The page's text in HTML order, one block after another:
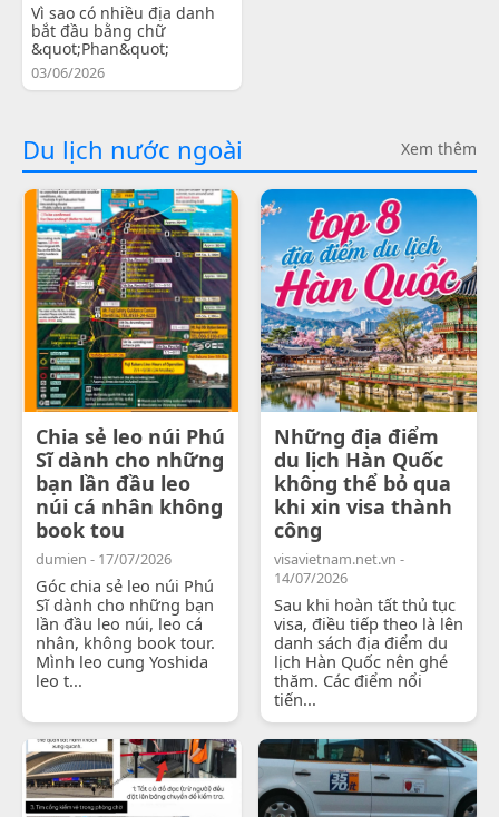
Vì sao có nhiều địa danh
bắt đầu bằng chữ
&quot;Phan&quot;
03/06/2026
Du lịch nước ngoài Xem thêm
Chia sẻ leo núi Phú
Sĩ dành cho những
bạn lần đầu leo
núi cá nhân không
book tou
dumien - 17/07/2026
Góc chia sẻ leo núi Phú
Sĩ dành cho những bạn
lần đầu leo núi, leo cá
nhân, không book tour.
Mình leo cung Yoshida
leo t...
Những địa điểm
du lịch Hàn Quốc
không thể bỏ qua
khi xin visa thành
công
visavietnam.net.vn -
14/07/2026
Sau khi hoàn tất thủ tục
visa, điều tiếp theo là lên
danh sách địa điểm du
lịch Hàn Quốc nên ghé
thăm. Các điểm nổi
tiến...